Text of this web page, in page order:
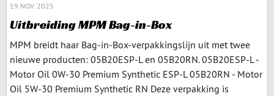
19 NOV. 2025
Uitbreiding MPM Bag-in-Box
MPM breidt haar Bag-in-Box-verpakkingslijn uit met twee
nieuwe producten: 05B20ESP-L en 05B20RN. 05B20ESP-L -
Motor Oil 0W-30 Premium Synthetic ESP-L 05B20RN - Motor
Oil 5W-30 Premium Synthetic RN Deze verpakking is